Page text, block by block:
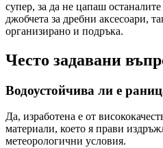
супер, за да не цапаш
джобчета за дребни аксесоари,
организирано и подръка.
Често задавани
Водоустойчива ли е
Да, изработена е от
материали, което я прави
метеорологични условия.